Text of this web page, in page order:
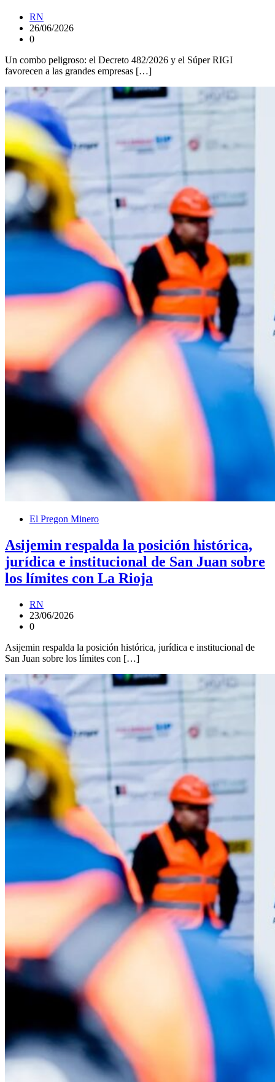
RN
26/06/2026
0
Un combo peligroso: el Decreto 482/2026 y el Súper RIGI
favorecen a las grandes empresas […]
El Pregon Minero
Asijemin respalda la posición histórica,
jurídica e institucional de San Juan sobre
los límites con La Rioja
RN
23/06/2026
0
Asijemin respalda la posición histórica, jurídica e institucional de
San Juan sobre los límites con […]